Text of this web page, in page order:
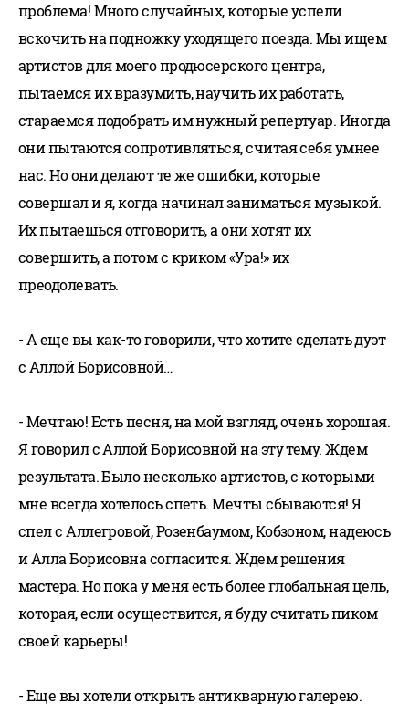
проблема! Много случайных, которые успели
вскочить на подножку уходящего поезда. Мы ищем
артистов для моего продюсерского центра,
пытаемся их вразумить, научить их работать,
стараемся подобрать им нужный репертуар. Иногда
они пытаются сопротивляться, считая себя умнее
нас. Но они делают те же ошибки, которые
совершал и я, когда начинал заниматься музыкой.
Их пытаешься отговорить, а они хотят их
совершить, а потом с криком «Ура!» их
преодолевать.
- А еще вы как-то говорили, что хотите сделать дуэт
с Аллой Борисовной…
- Мечтаю! Есть песня, на мой взгляд, очень хорошая.
Я говорил с Аллой Борисовной на эту тему. Ждем
результата. Было несколько артистов, с которыми
мне всегда хотелось спеть. Мечты сбываются! Я
спел с Аллегровой, Розенбаумом, Кобзоном, надеюсь
и Алла Борисовна согласится. Ждем решения
мастера. Но пока у меня есть более глобальная цель,
которая, если осуществится, я буду считать пиком
своей карьеры!
- Еще вы хотели открыть антикварную галерею.